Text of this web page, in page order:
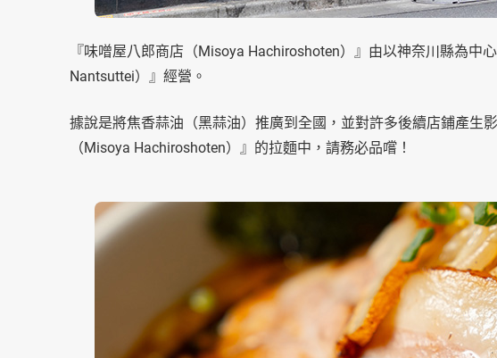
『味噌屋八郎商店（Misoya Hachiroshoten）』由以神奈川縣為中
Nantsuttei）』經營。
據說是將焦香蒜油（黑蒜油）推廣到全國，並對許多後續店鋪產生
（Misoya Hachiroshoten）』的拉麵中，請務必品嚐！